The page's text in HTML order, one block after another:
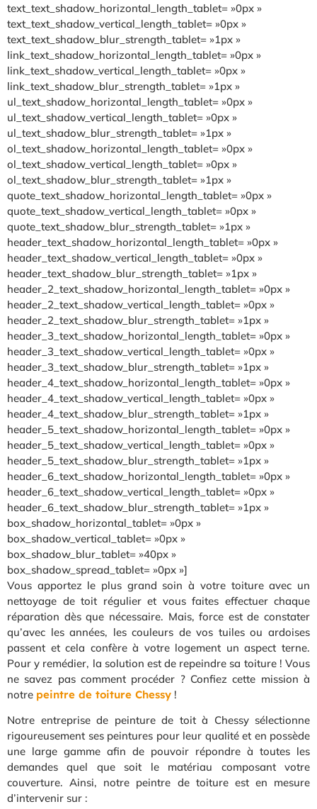
text_text_shadow_horizontal_length_tablet= »0px »
text_text_shadow_vertical_length_tablet= »0px »
text_text_shadow_blur_strength_tablet= »1px »
link_text_shadow_horizontal_length_tablet= »0px »
link_text_shadow_vertical_length_tablet= »0px »
link_text_shadow_blur_strength_tablet= »1px »
ul_text_shadow_horizontal_length_tablet= »0px »
ul_text_shadow_vertical_length_tablet= »0px »
ul_text_shadow_blur_strength_tablet= »1px »
ol_text_shadow_horizontal_length_tablet= »0px »
ol_text_shadow_vertical_length_tablet= »0px »
ol_text_shadow_blur_strength_tablet= »1px »
quote_text_shadow_horizontal_length_tablet= »0px »
quote_text_shadow_vertical_length_tablet= »0px »
quote_text_shadow_blur_strength_tablet= »1px »
header_text_shadow_horizontal_length_tablet= »0px »
header_text_shadow_vertical_length_tablet= »0px »
header_text_shadow_blur_strength_tablet= »1px »
header_2_text_shadow_horizontal_length_tablet= »0px »
header_2_text_shadow_vertical_length_tablet= »0px »
header_2_text_shadow_blur_strength_tablet= »1px »
header_3_text_shadow_horizontal_length_tablet= »0px »
header_3_text_shadow_vertical_length_tablet= »0px »
header_3_text_shadow_blur_strength_tablet= »1px »
header_4_text_shadow_horizontal_length_tablet= »0px »
header_4_text_shadow_vertical_length_tablet= »0px »
header_4_text_shadow_blur_strength_tablet= »1px »
header_5_text_shadow_horizontal_length_tablet= »0px »
header_5_text_shadow_vertical_length_tablet= »0px »
header_5_text_shadow_blur_strength_tablet= »1px »
header_6_text_shadow_horizontal_length_tablet= »0px »
header_6_text_shadow_vertical_length_tablet= »0px »
header_6_text_shadow_blur_strength_tablet= »1px »
box_shadow_horizontal_tablet= »0px »
box_shadow_vertical_tablet= »0px »
box_shadow_blur_tablet= »40px »
box_shadow_spread_tablet= »0px »]
Vous apportez le plus grand soin à votre toiture avec un
nettoyage de toit régulier et vous faites effectuer chaque
réparation dès que nécessaire. Mais, force est de constater
qu’avec les années, les couleurs de vos tuiles ou ardoises
passent et cela confère à votre logement un aspect terne.
Pour y remédier, la solution est de repeindre sa toiture ! Vous
ne savez pas comment procéder ? Confiez cette mission à
notre peintre de toiture Chessy !
Notre entreprise de peinture de toit à Chessy sélectionne
rigoureusement ses peintures pour leur qualité et en possède
une large gamme afin de pouvoir répondre à toutes les
demandes quel que soit le matériau composant votre
couverture. Ainsi, notre peintre de toiture est en mesure
d’intervenir sur :